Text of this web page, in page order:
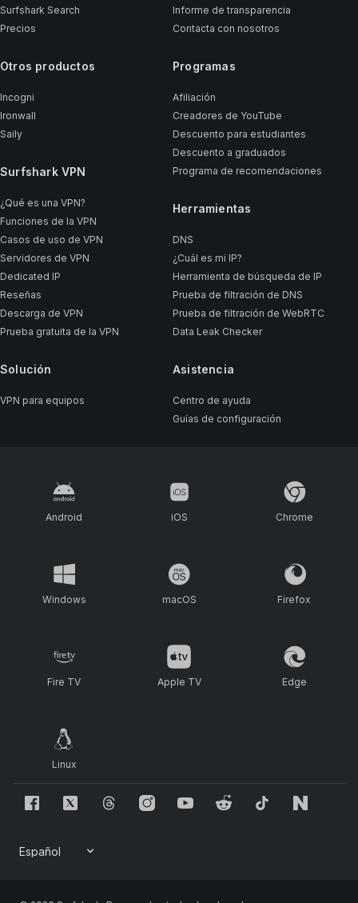
Surfshark Search
Precios
Otros productos
Incogni
Ironwall
Saily
Surfshark VPN
¿Qué es una VPN?
Funciones de la VPN
Casos de uso de VPN
Servidores de VPN
Dedicated IP
Reseñas
Descarga de VPN
Prueba gratuita de la VPN
Solución
VPN para equipos
Informe de transparencia
Contacta con nosotros
Programas
Afiliación
Creadores de YouTube
Descuento para estudiantes
Descuento a graduados
Programa de recomendaciones
Herramientas
DNS
¿Cuál es mi IP?
Herramienta de búsqueda de IP
Prueba de filtración de DNS
Prueba de filtración de WebRTC
Data Leak Checker
Asistencia
Centro de ayuda
Guías de configuración
Android iOS Chrome
Windows macOS Firefox
Fire TV Apple TV Edge
Linux